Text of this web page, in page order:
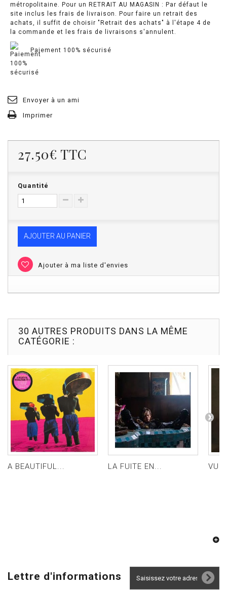
métropolitaine. Pour un RETRAIT AU MAGASIN : Par défaut le
site inclus les frais de livraison. Pour faire un retrait des
achats, il suffit de choisir "Retrait des achats" à l'étape 4 de
la commande et les frais de livraisons s'annulent.
Paiement 100% sécurisé
Envoyer à un ami
Imprimer
27.50€ TTC
Quantité
AJOUTER AU PANIER
Ajouter à ma liste d'envies
30 AUTRES PRODUITS DANS LA MÊME
CATÉGORIE :
A BEAUTIFUL... LA FUITE EN...
Lettre d'informations